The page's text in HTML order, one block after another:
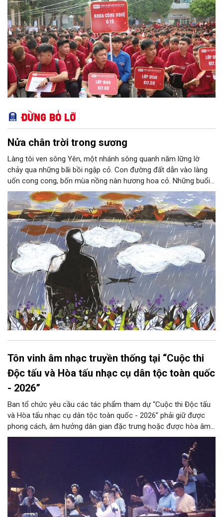
Đừng bỏ lỡ
Nửa chân trời trong sương
Làng tôi ven sông Yên, một nhánh sông quanh năm lững lờ
chảy qua những bãi bồi ngập cỏ. Con đường đất dẫn vào làng
uốn cong cong, bốn mùa nồng nàn hương hoa cỏ. Những buổi
hoàng hôn, khi nắng đã dịu xuống phía cuối sông, đám hoa tím
lại thẫm màu như có ai vừa rắc lên một lớp khói.
Tôn vinh âm nhạc truyền thống tại “Cuộc thi
Độc tấu và Hòa tấu nhạc cụ dân tộc toàn quốc
- 2026”
Ban tổ chức yêu cầu các tác phẩm tham dự “Cuộc thi Độc tấu
và Hòa tấu nhạc cụ dân tộc toàn quốc - 2026” phải giữ được
phong cách, âm hưởng dân gian đặc trưng hoặc được hòa âm,
phối khí mới trên nền tảng làn điệu âm nhạc truyền thống Việt
Nam, đồng thời phải được trình diễn trực tiếp bằng nhạc cụ dân